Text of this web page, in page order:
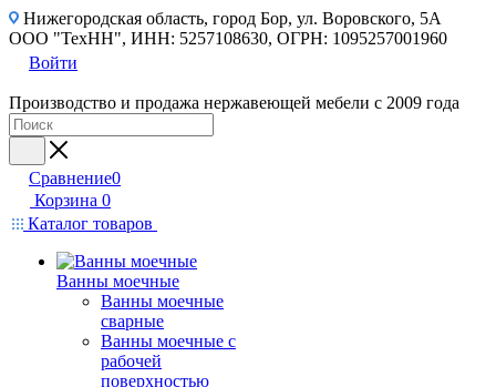
Нижегородская область, город Бор, ул. Воровского, 5А
ООО "ТехНН", ИНН: 5257108630, ОГРН: 1095257001960
Войти
Производство и продажа нержавеющей мебели с 2009 года
Сравнение0
Корзина 0
Каталог товаров
Ванны моечные
Ванны моечные
сварные
Ванны моечные с
рабочей
поверхностью